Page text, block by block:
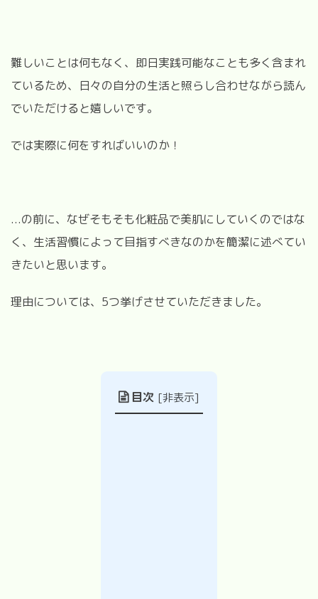
難しいことは何もなく、即日実践可能なことも多く含まれ
ているため、日々の自分の生活と照らし合わせながら読ん
でいただけると嬉しいです。
では実際に何をすればいいのか！
...の前に、なぜそもそも化粧品で美肌にしていくのではな
く、生活習慣によって目指すべきなのかを簡潔に述べてい
きたいと思います。
理由については、5つ挙げさせていただきました。
目次 [非表示]